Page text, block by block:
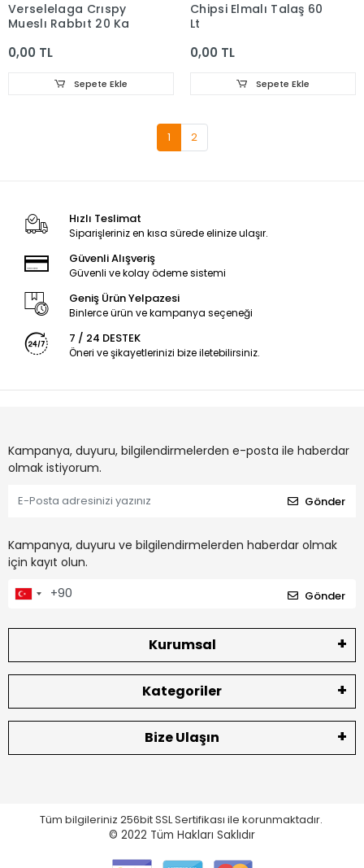
Verselelaga Crıspy
Mueslı Rabbıt 20 Kg
0,00 TL
Sepete Ekle
Chipsi Elmalı Talaş 60
Lt
0,00 TL
Sepete Ekle
1 2
Hızlı Teslimat
Siparişleriniz en kısa sürede elinize ulaşır.
Güvenli Alışveriş
Güvenli ve kolay ödeme sistemi
Geniş Ürün Yelpazesi
Binlerce ürün ve kampanya seçeneği
7 / 24 DESTEK
Öneri ve şikayetlerinizi bize iletebilirsiniz.
Kampanya, duyuru, bilgilendirmelerden e-posta ile haberdar
olmak istiyorum.
Gönder
Kampanya, duyuru ve bilgilendirmelerden haberdar olmak
için kayıt olun.
Gönder
Kurumsal
Kategoriler
Bize Ulaşın
Tüm bilgileriniz 256bit SSL Sertifikası ile korunmaktadır.
© 2022 Tüm Hakları Saklıdır